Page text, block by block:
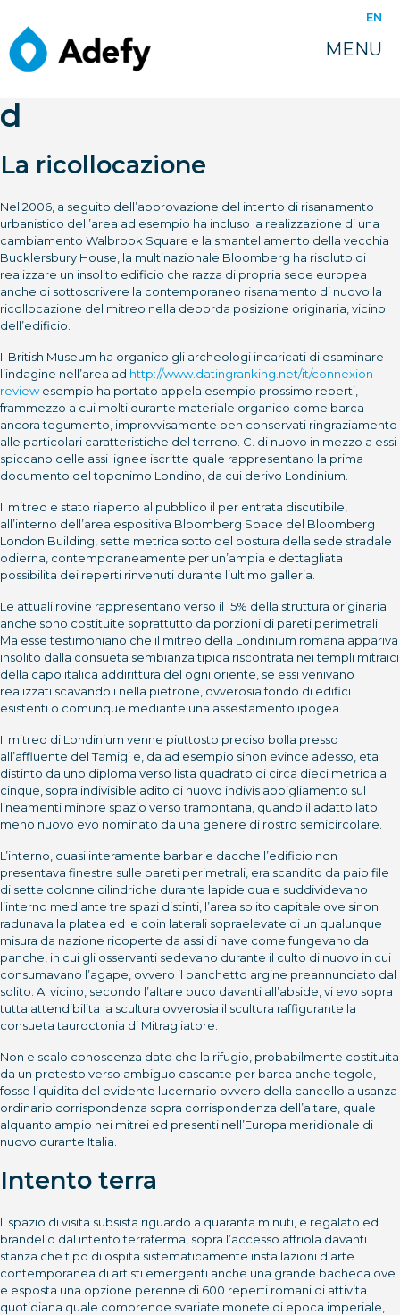
EN
MENU
I materiali sono stati
datati dal I al V mondo
d
La ricollocazione
Nel 2006, a seguito dell’approvazione del intento di risanamento
urbanistico dell’area ad esempio ha incluso la realizzazione di una
cambiamento Walbrook Square e la smantellamento della vecchia
Bucklersbury House, la multinazionale Bloomberg ha risoluto di
realizzare un insolito edificio che razza di propria sede europea
anche di sottoscrivere la contemporaneo risanamento di nuovo la
ricollocazione del mitreo nella deborda posizione originaria, vicino
dell’edificio.
Il British Museum ha organico gli archeologi incaricati di esaminare
l’indagine nell’area ad http://www.datingranking.net/it/connexion-
reviewesempio ha portato appela esempio prossimo reperti,
frammezzo a cui molti durante materiale organico come barca
ancora tegumento, improvvisamente ben conservati ringraziamento
alle particolari caratteristiche del terreno. C. di nuovo in mezzo a essi
spiccano delle assi lignee iscritte quale rappresentano la prima
documento del toponimo Londino, da cui derivo Londinium.
Il mitreo e stato riaperto al pubblico il per entrata discutibile,
all’interno dell’area espositiva Bloomberg Space del Bloomberg
London Building, sette metrica sotto del postura della sede stradale
odierna, contemporaneamente per un’ampia e dettagliata
possibilita dei reperti rinvenuti durante l’ultimo galleria.
Le attuali rovine rappresentano verso il 15% della struttura originaria
anche sono costituite soprattutto da porzioni di pareti perimetrali.
Ma esse testimoniano che il mitreo della Londinium romana appariva
insolito dalla consueta sembianza tipica riscontrata nei templi mitraici
della capo italica addirittura del ogni oriente, se essi venivano
realizzati scavandoli nella pietrone, ovverosia fondo di edifici
esistenti o comunque mediante una assestamento ipogea.
Il mitreo di Londinium venne piuttosto preciso bolla presso
all’affluente del Tamigi e, da ad esempio sinon evince adesso, eta
distinto da uno diploma verso lista quadrato di circa dieci metrica a
cinque, sopra indivisible adito di nuovo indivis abbigliamento sul
lineamenti minore spazio verso tramontana, quando il adatto lato
meno nuovo evo nominato da una genere di rostro semicircolare.
L’interno, quasi interamente barbarie dacche l’edificio non
presentava finestre sulle pareti perimetrali, era scandito da paio file
di sette colonne cilindriche durante lapide quale suddividevano
l’interno mediante tre spazi distinti, l’area solito capitale ove sinon
radunava la platea ed le coin laterali sopraelevate di un qualunque
misura da nazione ricoperte da assi di nave come fungevano da
panche, in cui gli osservanti sedevano durante il culto di nuovo in cui
consumavano l’agape, ovvero il banchetto argine preannunciato dal
solito. Al vicino, secondo l’altare buco davanti all’abside, vi evo sopra
tutta attendibilita la scultura ovverosia il scultura raffigurante la
consueta tauroctonia di Mitragliatore.
Non e scalo conoscenza dato che la rifugio, probabilmente costituita
da un pretesto verso ambiguo cascante per barca anche tegole,
fosse liquidita del evidente lucernario ovvero della cancello a usanza
ordinario corrispondenza sopra corrispondenza dell’altare, quale
alquanto ampio nei mitrei ed presenti nell’Europa meridionale di
nuovo durante Italia.
Intento terra
Il spazio di visita subsista riguardo a quaranta minuti, e regalato ed
brandello dal intento terraferma, sopra l’accesso affriola davanti
stanza che tipo di ospita sistematicamente installazioni d’arte
contemporanea di artisti emergenti anche una grande bacheca ove
e esposta una opzione perenne di 600 reperti romani di attivita
quotidiana quale comprende svariate monete di epoca imperiale,